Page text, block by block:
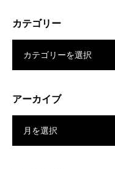
カテゴリー
カテゴリーを選択
アーカイブ
月を選択